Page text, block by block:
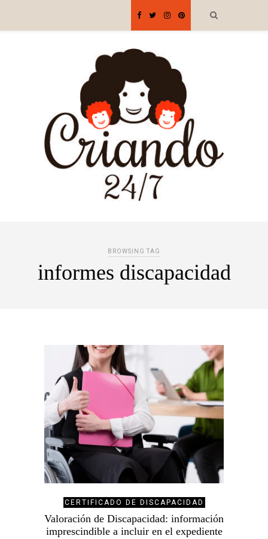
BROWSING TAG
informes discapacidad
CERTIFICADO DE DISCAPACIDAD
Valoración de Discapacidad: información
imprescindible a incluir en el expediente